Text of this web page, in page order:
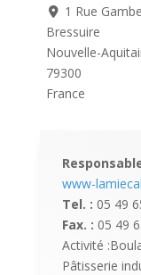
1 Rue
Bressuire
Nouvelle-
79300
France
www-
Tel. : 05 49
Fax. : 05 49
Activité
Pâtisserie